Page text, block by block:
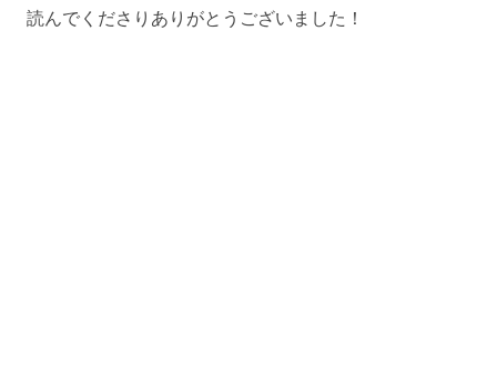
読んでくださりありがとうございました！